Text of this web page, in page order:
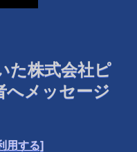
た株式会社ピ
へメッセージ
用する]